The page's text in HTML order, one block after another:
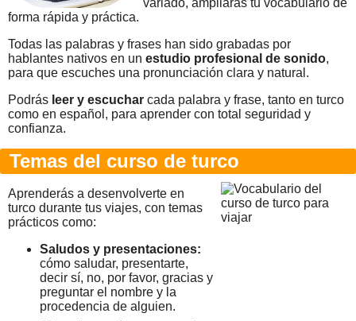
variado, ampliarás tu vocabulario de
forma rápida y práctica.
Todas las palabras y frases han sido grabadas por
hablantes nativos en un estudio profesional de sonido,
para que escuches una pronunciación clara y natural.
Podrás leer y escuchar cada palabra y frase, tanto en turco
como en español, para aprender con total seguridad y
confianza.
Temas del curso de turco
Aprenderás a desenvolverte en
turco durante tus viajes, con temas
prácticos como:
Saludos y presentaciones:
cómo saludar, presentarte,
decir sí, no, por favor, gracias y
preguntar el nombre y la
procedencia de alguien.